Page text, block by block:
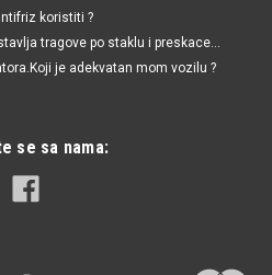
koristiti ?
tragove po staklu i preskace...
je adekvatan mom vozilu ?
se sa nama: